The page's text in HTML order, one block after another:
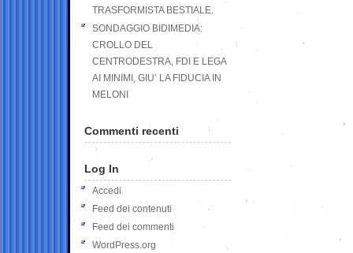
TRASFORMISTA BESTIALE.
SONDAGGIO BIDIMEDIA:
CROLLO DEL
CENTRODESTRA, FDI E LEGA
AI MINIMI, GIU’ LA FIDUCIA IN
MELONI
Commenti recenti
Log In
Accedi
Feed dei contenuti
Feed dei commenti
WordPress.org